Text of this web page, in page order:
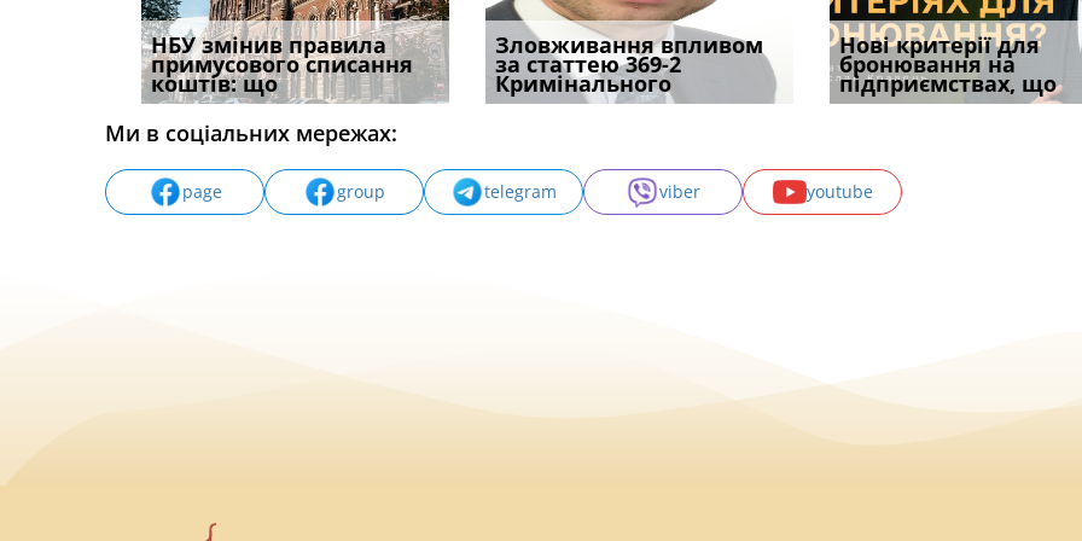
НБУ змінив правила
примусового списання
коштів: що
Правомірним і
ефективним способом
захисту речових
Чоловік помер, але
позика залишилася: як
фраза «на
Водії можуть отримати
компенсацію за
незаконні дії
Зловживання впливом
за статтею 369-2
Кримінального
Переоформлення
відстрочки за іншою
підставою: нов
Кого з юристів замінить
ШІ, а хто зароблятиме
міль
Нові критерії для
бронювання на
підприємствах, що
Восьмий ААС
підтвердив, що
може скас
Ми в соціальних мережах:
page group telegram viber youtube